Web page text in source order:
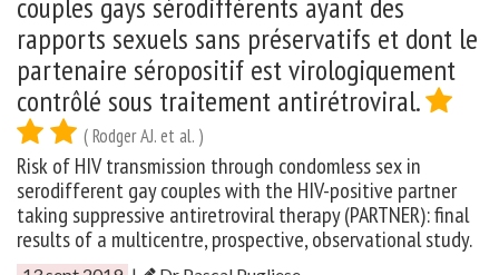
rapports sexuels sans préservatifs et dont le
partenaire séropositif est virologiquement
contrôlé sous traitement antirétroviral.
( Rodger AJ. et al. )
Risk of HIV transmission through condomless sex in
serodifferent gay couples with the HIV-positive partner
taking suppressive antiretroviral therapy (PARTNER): final
results of a multicentre, prospective, observational study.